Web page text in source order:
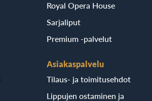
Royal Opera House
Sarjaliput
Premium -palvelut
Asiakaspalvelu
Tilaus- ja toimitusehdot
Lippujen ostaminen ja